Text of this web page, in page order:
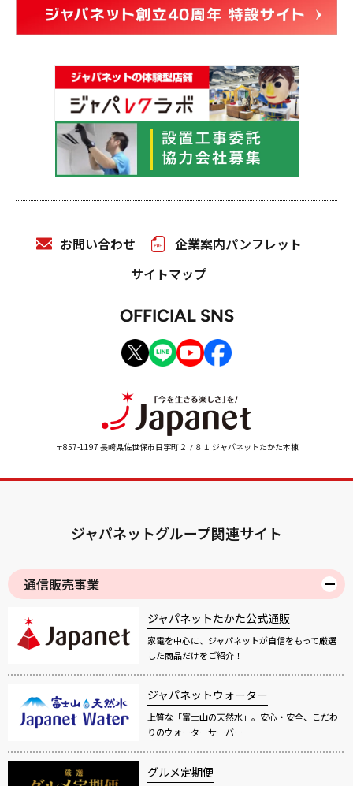
〒857-1197 長崎県佐世保市日宇町２７８１ ジャパネットたかた本棟
お問い合わせ
企業案内パンフレット
サイトマップ
OFFICIAL SNS
ジャパネットグループ関連サイト
通信販売事業
ジャパネットたかた公式通販
家電を中心に、ジャパネットが自信をもって厳選
した商品だけをご紹介！
ジャパネットウォーター
上質な「富士山の天然水」。安心・安全、こだわ
りのウォーターサーバー
グルメ定期便